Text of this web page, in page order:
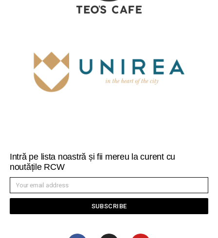
Intră pe lista noastră și fii mereu la curent cu
noutățile RCW
SUBSCRIBE